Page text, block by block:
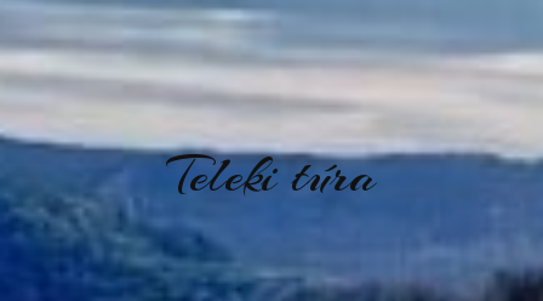
Teleki túra